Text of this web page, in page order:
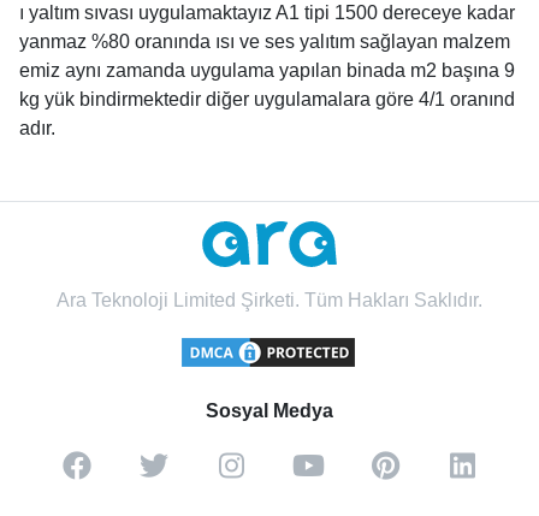
ı yaltım sıvası uygulamaktayız A1 tipi 1500 dereceye kadar
yanmaz %80 oranında ısı ve ses yalıtım sağlayan malzem
emiz aynı zamanda uygulama yapılan binada m2 başına 9
kg yük bindirmektedir diğer uygulamalara göre 4/1 oranınd
adır.
Ara Teknoloji Limited Şirketi. Tüm Hakları Saklıdır.
Sosyal Medya